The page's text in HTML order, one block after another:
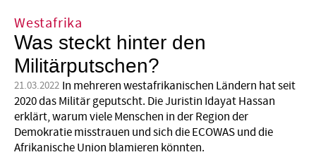
Westafrika
Was steckt hinter den
Militärputschen?
21.03.2022 In mehreren westafrikanischen Ländern hat seit
2020 das Militär geputscht. Die Juristin Idayat Hassan
erklärt, warum viele Menschen in der Region der
Demokratie misstrauen und sich die ECOWAS und die
Afrikanische Union blamieren könnten.